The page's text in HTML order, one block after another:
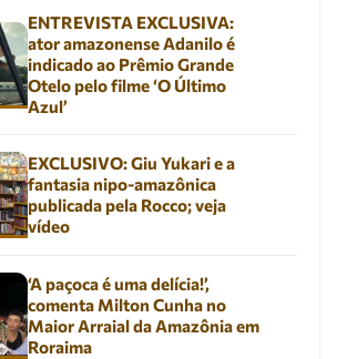
ENTREVISTA EXCLUSIVA:
ator amazonense Adanilo é
indicado ao Prêmio Grande
Otelo pelo filme ‘O Último
Azul’
EXCLUSIVO: Giu Yukari e a
fantasia nipo-amazônica
publicada pela Rocco; veja
vídeo
‘A paçoca é uma delícia!’,
comenta Milton Cunha no
Maior Arraial da Amazônia em
Roraima